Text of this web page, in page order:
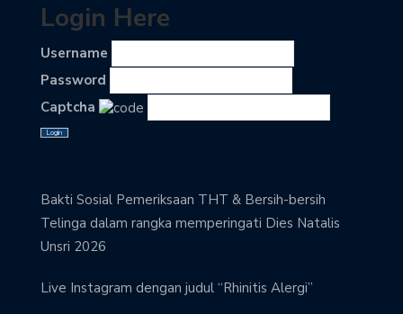
Login Here
Username
Password
Captcha
Bakti Sosial Pemeriksaan THT & Bersih-bersih
Telinga dalam rangka memperingati Dies Natalis
Unsri 2026
Live Instagram dengan judul “Rhinitis Alergi”